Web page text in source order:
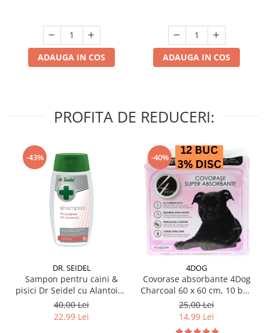
ADAUGA IN COS ADAUGA IN COS
PROFITA DE REDUCERI:
-43%
DR. SEIDEL
Sampon pentru caini &
pisici Dr Seidel cu Alantoina
220 ml
40,00 Lei
22,99 Lei
-40%
4DOG
Covorase absorbante 4Dog
Charcoal 60 x 60 cm, 10 buc
/ pachet
25,00 Lei
14,99 Lei